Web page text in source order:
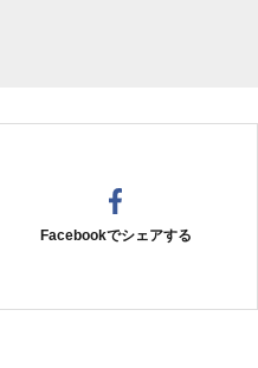
Facebookでシェアする